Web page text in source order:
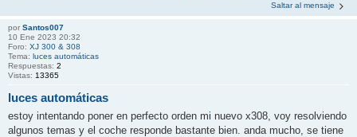
Saltar al mensaje
por Santos007
10 Ene 2023 20:32
Foro: XJ 300 & 308
Tema: luces automáticas
Respuestas: 2
Vistas: 13365
luces automáticas
estoy intentando poner en perfecto orden mi nuevo x308, voy resolviendo
algunos temas y el coche responde bastante bien. anda mucho, se tiene